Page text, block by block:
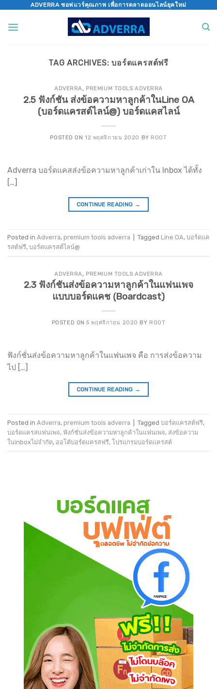
content
ADVERRA ซอฟแวร์คุณภาพ เพื่อการตลาดออนไลน์ยุคใหม่
TAG ARCHIVES:บอร์ดแครสต์ฟรี
ADVERRA, PREMIUM TOOLS ADVERRA
2.5 ฟังก์ชัน ส่งข้อความหาลูกค้าในLine OA
(บอร์ดแครสต์ไลน์@) บอร์ดแคสไลน์
POSTED ON12 พฤศจิกายน 2020 BY ROOT
Adverra บอร์ดแคสส่งข้อความหาลูกค้าเก่าใน Inbox ได้ทั้ง
[…]
CONTINUE READING →
Posted in Adverra, premium tools adverra Tagged Line OA, บอร์ดแค
รสต์ฟรี, บอร์ดแครสต์ไลน์@
ADVERRA, PREMIUM TOOLS ADVERRA
2.3 ฟังก์ชันส่งข้อความหาลูกค้าในแฟนเพจ
แบบบอร์ดแคช (ฺBoardcast)
POSTED ON5 พฤศจิกายน 2020 BY ROOT
ฟังก์ชั่นส่งข้อความหาลูกค้าในแฟนเพจ คือ การส่งข้อความ
ไป […]
CONTINUE READING →
Posted in Adverra, premium tools adverra Tagged บอร์ดแครสต์ฟรี,
บอร์ดแครสแฟนเพจ, ฟังก์ชั่นส่งข้อความหาลูกค้าในแฟนเพจ, ส่งข้อความ
ในinboxไม่จำกัด, ออโต้บอร์ดแครสฟรี, โปรแกรมบอร์ดแครสต์